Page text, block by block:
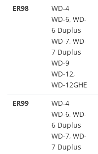
ER98
WD-4
WD-6, WD-
6 Duplus
WD-7, WD-
7 Duplus
WD-9
WD-12,
WD-12GHE
ER99
WD-4
WD-6, WD-
6 Duplus
WD-7, WD-
7 Duplus